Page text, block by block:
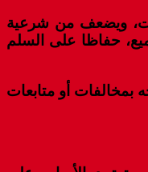
ويضعف من شرعية
حفاظا على السلم
بمخالفات أو متابعات